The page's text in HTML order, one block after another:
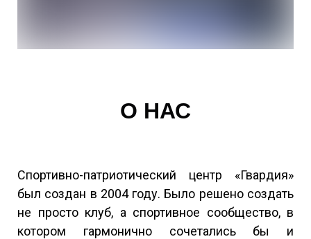
О НАС
Спортивно-патриотический центр «Гвардия»
был создан в 2004 году. Было решено создать
не просто клуб, а спортивное сообщество, в
котором гармонично сочетались бы и